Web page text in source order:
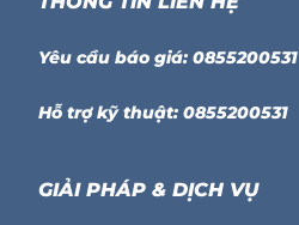
Yêu cầu báo giá: 0855200531
Hỗ trợ kỹ thuật: 0855200531
GIẢI PHÁP & DỊCH VỤ